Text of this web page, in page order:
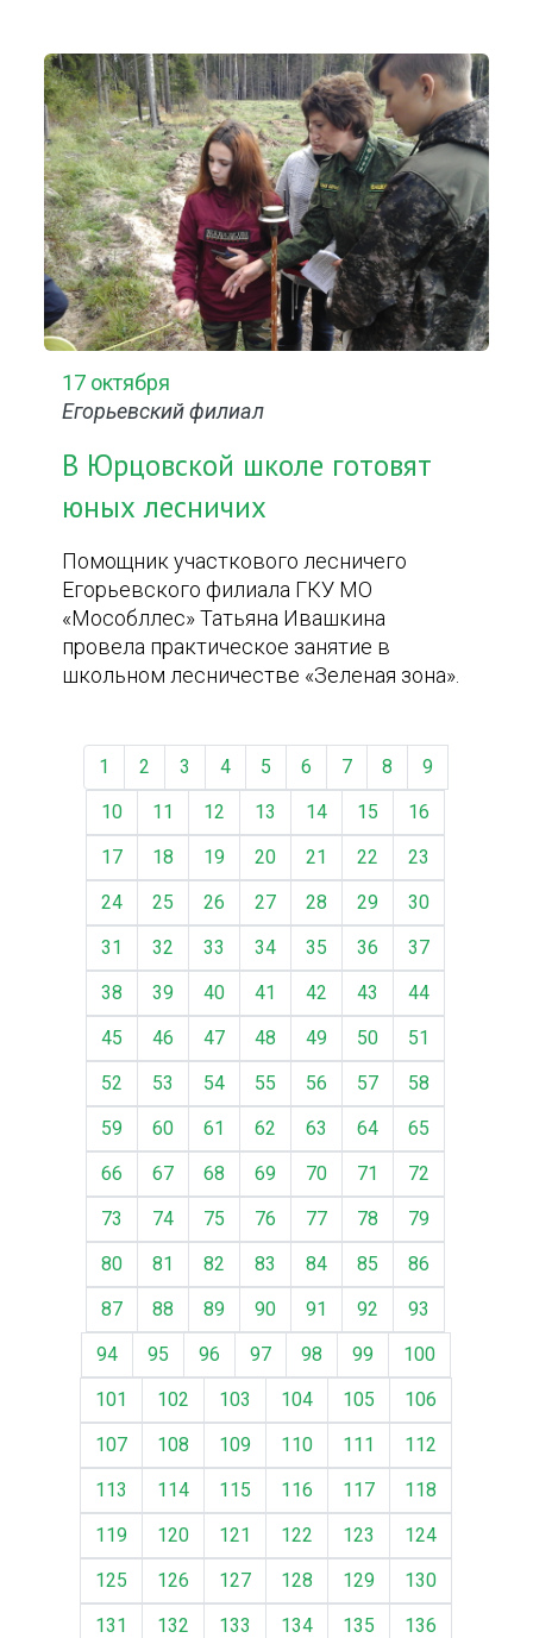
17 октября
Егорьевский филиал
В Юрцовской школе готовят
юных лесничих
Помощник участкового лесничего
Егорьевского филиала ГКУ МО
«Мособллес» Татьяна Ивашкина
провела практическое занятие в
школьном лесничестве «Зеленая зона».
1 2 3 4 5 6 7 8
9
10
11 12 13 14 15
16
17
18 19 20 21 22
23
24
25 26 27 28 29
30
31
32 33 34 35 36
37
38
39 40 41 42 43
44
45
46 47 48 49 50
51
52
53 54 55 56 57
58
59
60 61 62 63 64
65
66
67 68 69 70 71
72
73
74 75 76 77 78
79
80
81 82 83 84 85
86
87
88 89 90 91 92
93
94
95 96 97 98 99
100
101
102 103 104 105
106
107
108 109 110 111
112
113
114 115 116 117
118
119
120 121 122 123
124
125
126 127 128 129
130
131
132 133 134 135
136